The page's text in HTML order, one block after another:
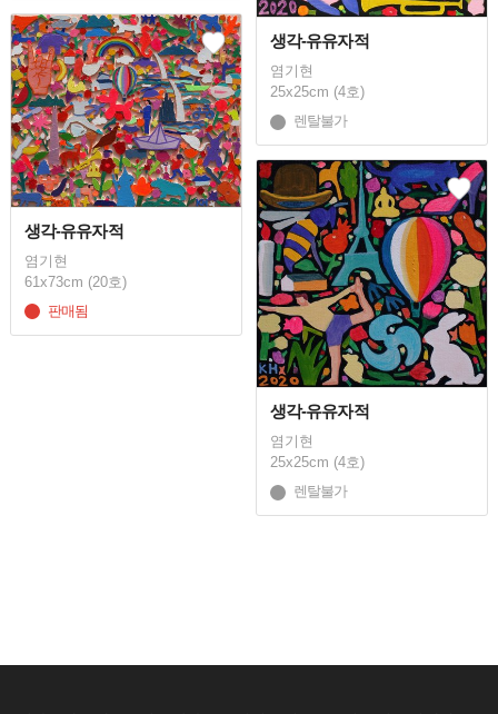
생각-유유자적
염기현
25x25cm (4호)
렌탈불가
생각-유유자적
염기현
61x73cm (20호)
판매됨
생각-유유자적
염기현
25x25cm (4호)
렌탈불가